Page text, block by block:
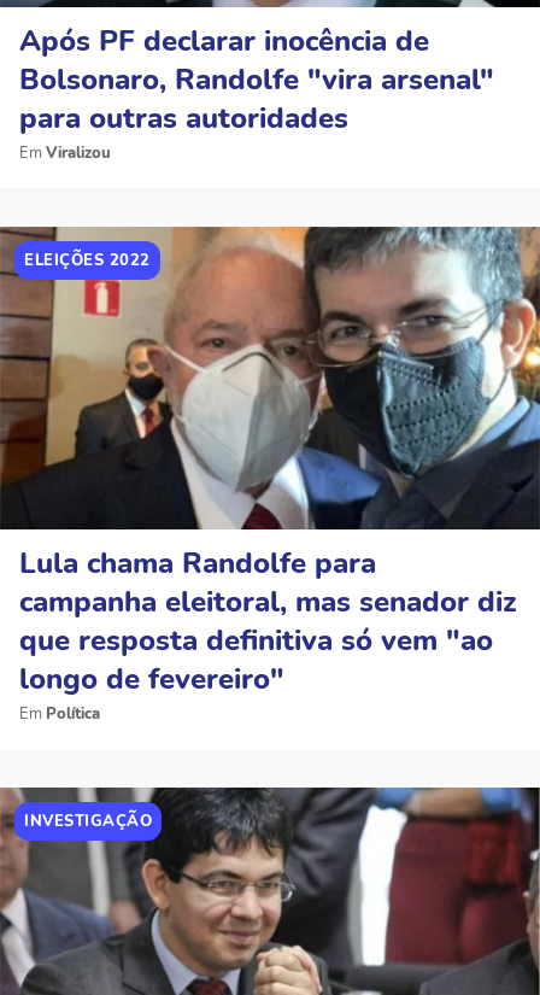
Após PF declarar inocência de
Bolsonaro, Randolfe "vira arsenal"
para outras autoridades
Viralizou
ELEIÇÕES 2022
Lula chama Randolfe para
campanha eleitoral, mas senador diz
que resposta definitiva só vem "ao
longo de fevereiro"
Política
INVESTIGAÇÃO